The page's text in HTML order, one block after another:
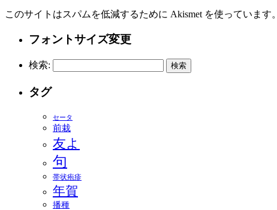
このサイトはスパムを低減するために Akismet を使っています。
フォントサイズ変更
検索:
タグ
セータ
前栽
友よ
句
帯状疱疹
年賀
播種